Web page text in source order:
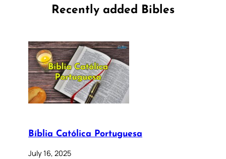
Recently added Bibles
Bíblia Católica Portuguesa
July 16, 2025